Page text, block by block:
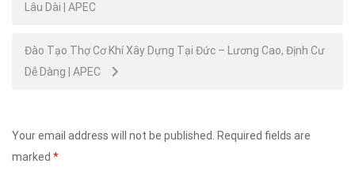
navigation
Lâu Dài | APEC
Đào Tạo Thợ Cơ Khí Xây Dựng Tại Đức – Lương Cao, Định Cư
Dễ Dàng | APEC
Your email address will not be published.
Required fields are
marked *